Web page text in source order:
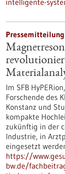
intelligente-
Pressemitteilung
Im SFB
Forschende des
Konstanz und
kompakte
zukünftig in der
Industrie, in
eingesetzt
https://
bw.de/